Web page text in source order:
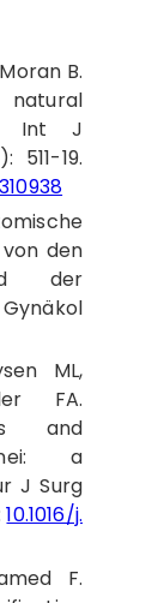
B.
natural
Int J
511-19.
den
der
ML,
FA.
and
a
J Surg
10.1016/j.
F.